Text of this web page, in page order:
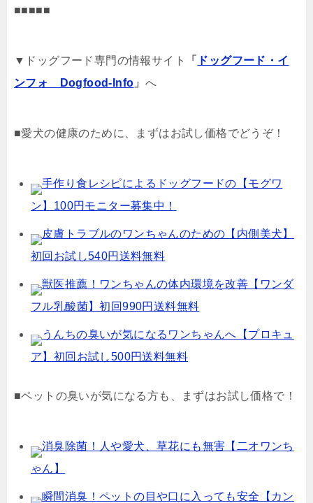
■■■■■
▼ドッグフード専門の情報サイト 「
ドッグフード・イ
ンフォ Dogfood-Info 」 へ
■愛犬の健康のために、まずはお試し価格でどうぞ！
手作り食レシピによるドッグフードの【モグワ
ン】100円モニター募集中！
皮膚トラブルのワンちゃんのための【内側美犬】
初回お試し540円送料無料
獣医推薦！ワンちゃんの体内環境を改善【ワンダ
フル乳酸菌】初回990円送料無料
うんちの臭いが気になるワンちゃんへ【プロキュ
ア】初回お試し500円送料無料
■ペットの臭いが気になる方も、まずはお試し価格で！
消臭除菌！人や愛犬、草花にも無害【二オワンち
ゃん】
瞬間消臭！ペットの目や口に入っても安全【カン